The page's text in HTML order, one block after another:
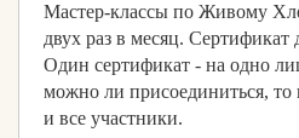
Хлеб
Мастер-классы по Живому
двух раз в месяц. Сертификат
Один сертификат - на одно
можно ли присоединиться, то
и все участники.